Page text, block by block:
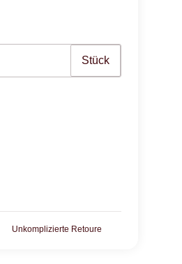
Stück
Unkomplizierte Retoure